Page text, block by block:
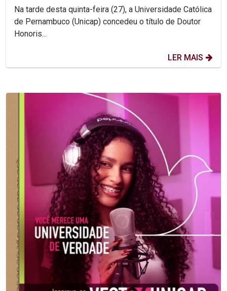
Na tarde desta quinta-feira (27), a Universidade Católica
de Pernambuco (Unicap) concedeu o título de Doutor
Honoris...
LER MAIS